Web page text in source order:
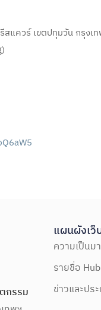
แควร์ เขตปทุมวัน กรุงเ
กรรม
แผนผังเว็
ความเป็นม
รายชื่อ
ข่าวและปร